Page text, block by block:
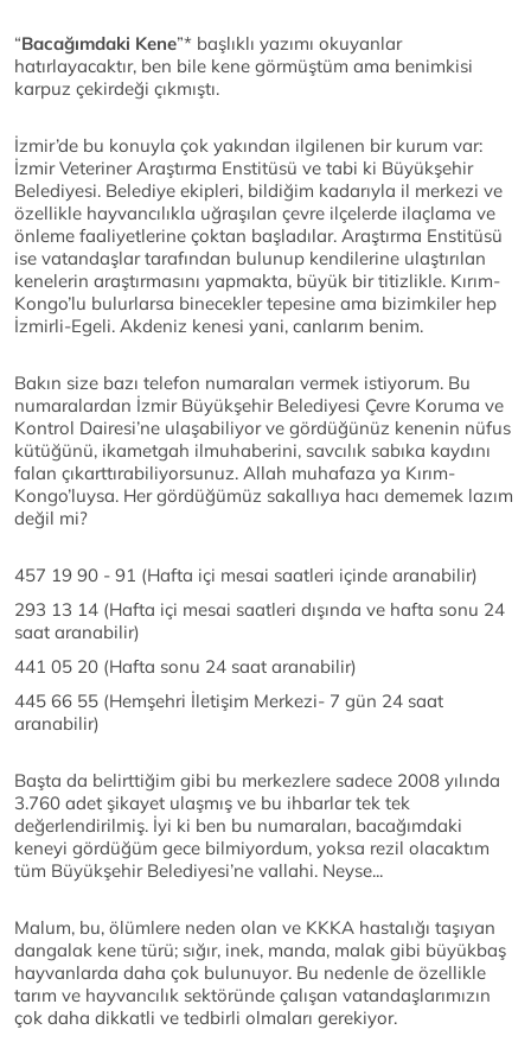
“Bacağımdaki Kene”* başlıklı yazımı okuyanlar
hatırlayacaktır, ben bile kene görmüştüm ama benimkisi
karpuz çekirdeği çıkmıştı.
İzmir’de bu konuyla çok yakından ilgilenen bir kurum var:
İzmir Veteriner Araştırma Enstitüsü ve tabi ki Büyükşehir
Belediyesi. Belediye ekipleri, bildiğim kadarıyla il merkezi ve
özellikle hayvancılıkla uğraşılan çevre ilçelerde ilaçlama ve
önleme faaliyetlerine çoktan başladılar. Araştırma Enstitüsü
ise vatandaşlar tarafından bulunup kendilerine ulaştırılan
kenelerin araştırmasını yapmakta, büyük bir titizlikle. Kırım-
Kongo’lu bulurlarsa binecekler tepesine ama bizimkiler hep
İzmirli-Egeli. Akdeniz kenesi yani, canlarım benim.
Bakın size bazı telefon numaraları vermek istiyorum. Bu
numaralardan İzmir Büyükşehir Belediyesi Çevre Koruma ve
Kontrol Dairesi’ne ulaşabiliyor ve gördüğünüz kenenin nüfus
kütüğünü, ikametgah ilmuhaberini, savcılık sabıka kaydını
falan çıkarttırabiliyorsunuz. Allah muhafaza ya Kırım-
Kongo’luysa. Her gördüğümüz sakallıya hacı dememek lazım
değil mi?
457 19 90 - 91 (Hafta içi mesai saatleri içinde aranabilir)
293 13 14 (Hafta içi mesai saatleri dışında ve hafta sonu 24
saat aranabilir)
441 05 20 (Hafta sonu 24 saat aranabilir)
445 66 55 (Hemşehri İletişim Merkezi- 7 gün 24 saat
aranabilir)
Başta da belirttiğim gibi bu merkezlere sadece 2008 yılında
3.760 adet şikayet ulaşmış ve bu ihbarlar tek tek
değerlendirilmiş. İyi ki ben bu numaraları, bacağımdaki
keneyi gördüğüm gece bilmiyordum, yoksa rezil olacaktım
tüm Büyükşehir Belediyesi’ne vallahi. Neyse...
Malum, bu, ölümlere neden olan ve KKKA hastalığı taşıyan
dangalak kene türü; sığır, inek, manda, malak gibi büyükbaş
hayvanlarda daha çok bulunuyor. Bu nedenle de özellikle
tarım ve hayvancılık sektöründe çalışan vatandaşlarımızın
çok daha dikkatli ve tedbirli olmaları gerekiyor.